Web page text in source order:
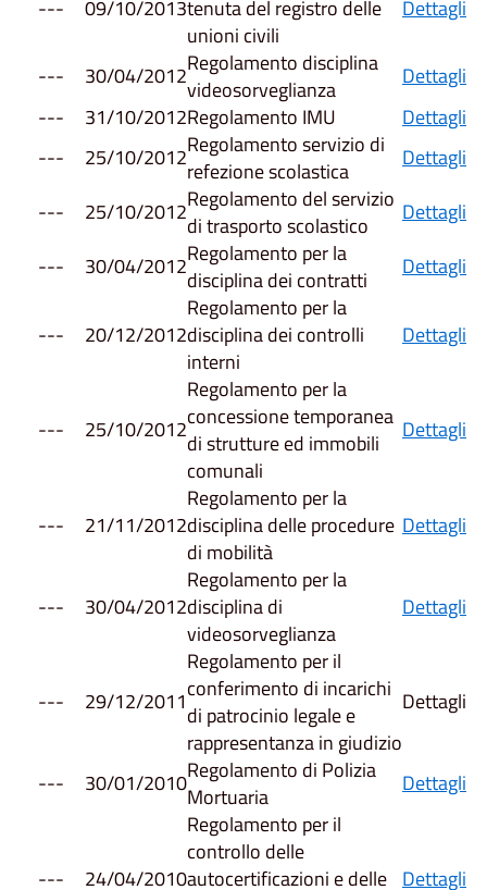
--- 09/10/2013tenuta del registro delle
unioni civili
Dettagli
--- 30/04/2012Regolamento disciplina
videosorveglianza
Dettagli
---
31/10/2012Regolamento IMU
Dettagli
---
25/10/2012Regolamento servizio di
refezione scolastica
Dettagli
---
25/10/2012Regolamento del servizio
di trasporto scolastico
Dettagli
---
30/04/2012Regolamento per la
disciplina dei contratti
Dettagli
--- 20/12/2012
Regolamento per la
disciplina dei controlli
interni
Dettagli
--- 25/10/2012
Regolamento per la
concessione temporanea
di strutture ed immobili
comunali
Dettagli
--- 21/11/2012
Regolamento per la
disciplina delle procedure
di mobilità
Dettagli
--- 30/04/2012
Regolamento per la
disciplina di
videosorveglianza
Dettagli
--- 29/12/2011
Regolamento per il
conferimento di incarichi
di patrocinio legale e
rappresentanza in giudizio
Dettagli
--- 30/01/2010Regolamento di Polizia
Mortuaria
Dettagli
--- 24/04/2010
Regolamento per il
controllo delle
autocertificazioni e delle Dettagli